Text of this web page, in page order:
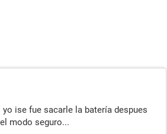
ise fue sacarle la batería despues
modo seguro...